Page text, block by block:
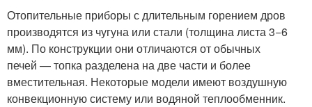
Отопительные приборы с длительным горением дров
производятся из чугуна или стали (толщина листа 3−6
мм). По конструкции они отличаются от обычных
печей — топка разделена на две части и более
вместительная. Некоторые модели имеют воздушную
конвекционную систему или водяной теплообменник.